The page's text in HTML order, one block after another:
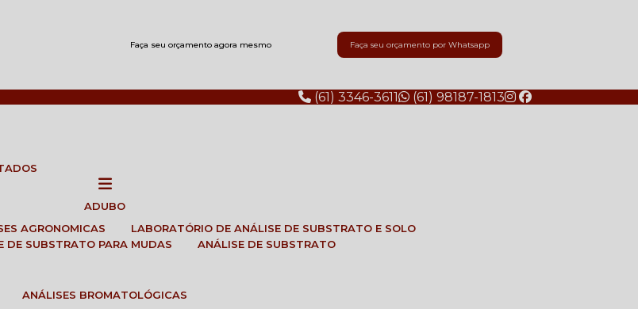
Faça seu orçamento agora mesmo Faça seu orçamento por Whatsapp
(61) 3346-3611 (61) 98187-1813
ADUBO
AGRONOMICAS
LABORATÓRIO DE ANÁLISE DE SUBSTRATO E SOLO
DE SUBSTRATO PARA MUDAS
ANÁLISE DE SUBSTRATO
ANÁLISES BROMATOLÓGICAS